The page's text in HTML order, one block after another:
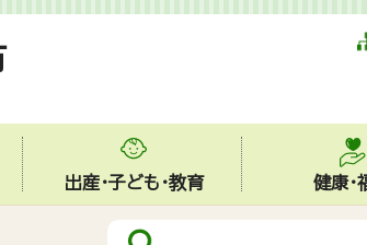
出産・子ども・教育 健康・